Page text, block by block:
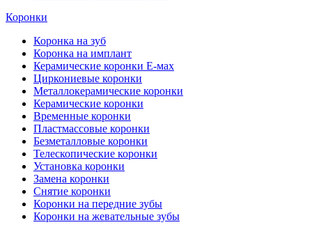
Коронки
Коронка на зуб
Коронка на имплант
Керамические коронки Е-мах
Циркониевые коронки
Металлокерамические коронки
Керамические коронки
Временные коронки
Пластмассовые коронки
Безметалловые коронки
Телескопические коронки
Установка коронки
Замена коронки
Снятие коронки
Коронки на передние зубы
Коронки на жевательные зубы